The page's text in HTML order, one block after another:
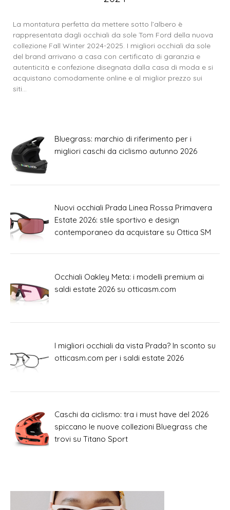
La montatura perfetta da mettere sotto l’albero è
rappresentata dagli occhiali da sole Tom Ford della nuova
collezione Fall Winter 2024-2025. I migliori occhiali da sole
del brand arrivano a casa con certificato di garanzia e
autenticità e confezione disegnata dalla casa di moda e si
acquistano comodamente online e al miglior prezzo sui
siti…
Bluegrass: marchio di riferimento per i
migliori caschi da ciclismo autunno 2026
Nuovi occhiali Prada Linea Rossa Primavera
Estate 2026: stile sportivo e design
contemporaneo da acquistare su Ottica SM
Occhiali Oakley Meta: i modelli premium ai
saldi estate 2026 su otticasm.com
I migliori occhiali da vista Prada? In sconto su
otticasm.com per i saldi estate 2026
Caschi da ciclismo: tra i must have del 2026
spiccano le nuove collezioni Bluegrass che
trovi su Titano Sport